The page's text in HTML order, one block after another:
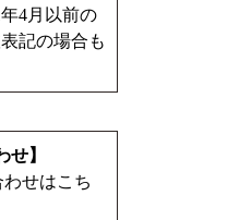
4月以前の
記の場合も
せ】
せはこち